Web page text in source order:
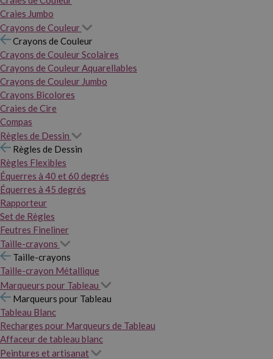
Craies Jumbo
Crayons de Couleur
Crayons de Couleur
Crayons de Couleur Scolaires
Crayons de Couleur Aquarellables
Crayons de Couleur Jumbo
Crayons Bicolores
Craies de Cire
Compas
Règles de Dessin
Règles de Dessin
Règles Flexibles
Équerres à 40 et 60 degrés
Équerres à 45 degrés
Rapporteur
Set de Règles
Feutres Fineliner
Taille-crayons
Taille-crayons
Taille-crayon Métallique
Marqueurs pour Tableau
Marqueurs pour Tableau
Tableau Blanc
Recharges pour Marqueurs de Tableau
Affaceur de tableau blanc
Peintures et artisanat